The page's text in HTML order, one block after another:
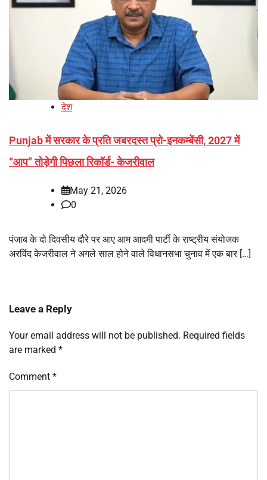
देश
Punjab में सरकार के प्रति जबरदस्त प्रो-इनकम्बेंसी, 2027 में
‘‘आप’’ तोड़ेगी पिछला रिकॉर्ड- केजरीवाल
May 21, 2026
0
पंजाब के दो दिवसीय दौरे पर आए आम आदमी पार्टी के राष्ट्रीय संयोजक
अरविंद केजरीवाल ने अगले साल होने वाले विधानसभा चुनाव में एक बार […]
Leave a Reply
Your email address will not be published. Required fields
are marked *
Comment *